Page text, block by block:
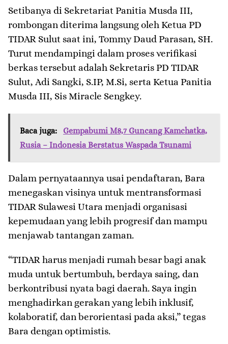
​Setibanya di Sekretariat Panitia Musda III,
rombongan diterima langsung oleh Ketua PD
TIDAR Sulut saat ini, Tommy Daud Parasan, SH.
Turut mendampingi dalam proses verifikasi
berkas tersebut adalah Sekretaris PD TIDAR
Sulut, Adi Sangki, S.IP, M.Si, serta Ketua Panitia
Musda III, Sis Miracle Sengkey.
Baca juga:
Gempabumi M8,7 Guncang Kamchatka,
Rusia – Indonesia Berstatus Waspada Tsunami
​Dalam pernyataannya usai pendaftaran, Bara
menegaskan visinya untuk mentransformasi
TIDAR Sulawesi Utara menjadi organisasi
kepemudaan yang lebih progresif dan mampu
menjawab tantangan zaman.
​“TIDAR harus menjadi rumah besar bagi anak
muda untuk bertumbuh, berdaya saing, dan
berkontribusi nyata bagi daerah. Saya ingin
menghadirkan gerakan yang lebih inklusif,
kolaboratif, dan berorientasi pada aksi,” tegas
Bara dengan optimistis.